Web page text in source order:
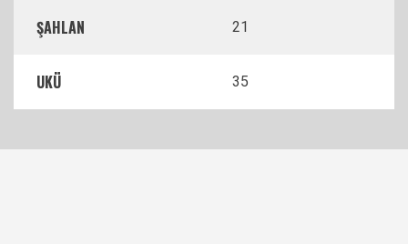
ŞAHLAN 21
UKÜ 35